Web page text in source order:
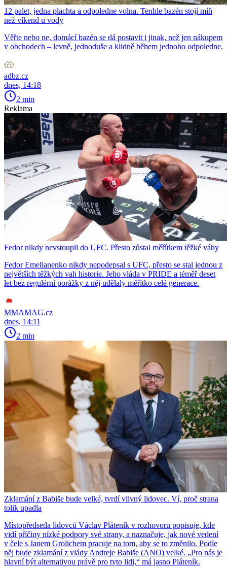
12 palet, jedna plachta a odpoledne volna. Tenhle bazén stojí míň
než víkend u vody
Věřte nebo ne, domácí bazén se dá postavit i jinak, než jen nákupem
v obchodech – levně, jednoduše a klidně během jednoho odpoledne.
adbz.cz
dnes, 14:18
2 min
Reklama
Fedor nikdy nevstoupil do UFC. Přesto zůstal měřítkem těžké váhy
Fedor Emelianenko nikdy nepodepsal s UFC, přesto se stal jednou z
největších těžkých vah historie. Jeho vláda v PRIDE a téměř deset
let bez regulérní porážky z něj udělaly měřítko celé generace.
MMAMAG.cz
dnes, 14:11
2 min
Zklamání z Babiše bude velké, tvrdí vlivný lidovec. Ví, proč strana
tolik upadla
Místopředseda lidovců Václav Pláteník v rozhovoru popisuje, kde
vidí příčiny nízké podpory své strany, a naznačuje, jak nové vedení
v čele s Janem Grolichem pracuje na tom, aby se to změnilo. Podle
něj bude zklamání z vlády Andreje Babiše (ANO) velké. „Pro nás je
hlavní být alternativou právě pro tyto lidi,“ má jasno Pláteník.